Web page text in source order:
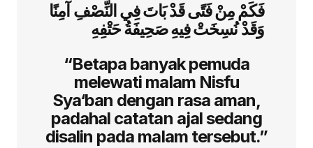
فَكَمْ مِنْ فَتًى قَدْ بَاتَ فِي النِّصْفِ آمِنًا
وَقَدْ نُسِخَتْ فِيهِ صَحِيفَةُ حَتْفِهِ
“Betapa banyak pemuda
melewati malam Nisfu
Sya‘ban dengan rasa aman,
padahal catatan ajal sedang
disalin pada malam tersebut.”